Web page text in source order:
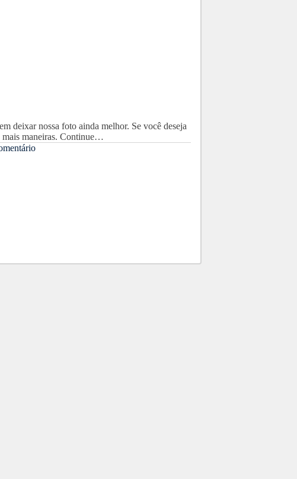
deixar nossa foto ainda melhor. Se você deseja
mais maneiras. Continue…